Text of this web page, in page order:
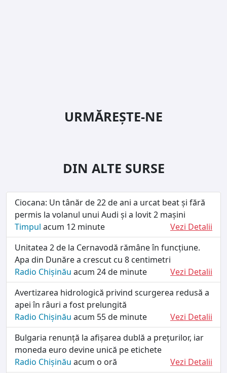
URMĂREȘTE-NE
DIN ALTE SURSE
Ciocana: Un tânăr de 22 de ani a urcat beat și fără
permis la volanul unui Audi și a lovit 2 mașini
Timpul acum 12 minute
Vezi Detalii
Unitatea 2 de la Cernavodă rămâne în funcțiune.
Apa din Dunăre a crescut cu 8 centimetri
Radio Chișinău acum 24 de minute
Vezi Detalii
Avertizarea hidrologică privind scurgerea redusă a
apei în râuri a fost prelungită
Radio Chișinău acum 55 de minute
Vezi Detalii
Bulgaria renunță la afișarea dublă a prețurilor, iar
moneda euro devine unică pe etichete
Radio Chișinău acum o oră
Vezi Detalii